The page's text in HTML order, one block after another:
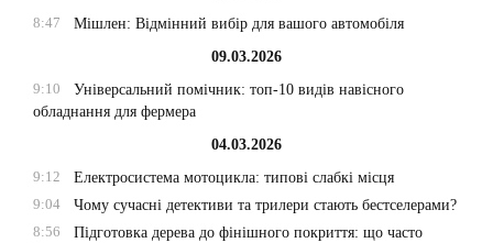
8:47
Мішлен: Відмінний вибір для вашого автомобіля
09.03.2026
9:10
Універсальний помічник: топ-10 видів навісного
обладнання для фермера
04.03.2026
9:12
Електросистема мотоцикла: типові слабкі місця
9:04
Чому сучасні детективи та трилери стають бестселерами?
8:56
Підготовка дерева до фінішного покриття: що часто